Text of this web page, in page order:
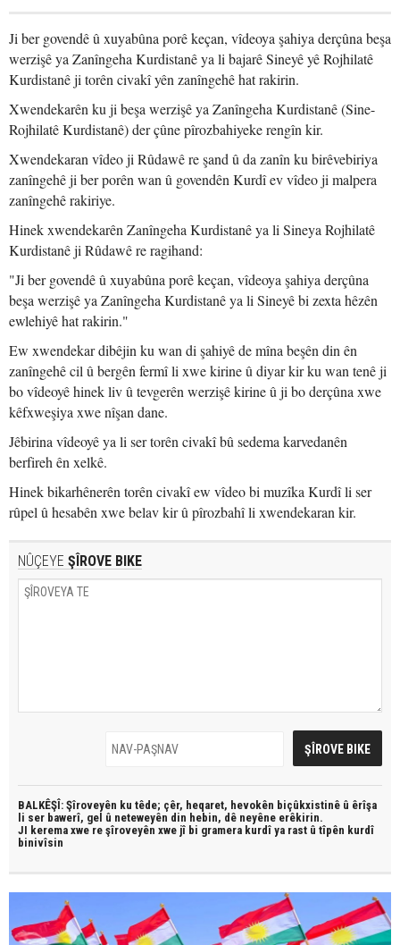
Ji ber govendê û xuyabûna porê keçan, vîdeoya şahiya derçûna beşa
werzişê ya Zanîngeha Kurdistanê ya li bajarê Sineyê yê Rojhilatê
Kurdistanê ji torên civakî yên zanîngehê hat rakirin.
Xwendekarên ku ji beşa werzişê ya Zanîngeha Kurdistanê (Sine-
Rojhilatê Kurdistanê) der çûne pîrozbahiyeke rengîn kir.
Xwendekaran vîdeo ji Rûdawê re şand û da zanîn ku birêvebiriya
zanîngehê ji ber porên wan û govendên Kurdî ev vîdeo ji malpera
zanîngehê rakiriye.
Hinek xwendekarên Zanîngeha Kurdistanê ya li Sineya Rojhilatê
Kurdistanê ji Rûdawê re ragihand:
"Ji ber govendê û xuyabûna porê keçan, vîdeoya şahiya derçûna
beşa werzişê ya Zanîngeha Kurdistanê ya li Sineyê bi zexta hêzên
ewlehiyê hat rakirin."
Ew xwendekar dibêjin ku wan di şahiyê de mîna beşên din ên
zanîngehê cil û bergên fermî li xwe kirine û diyar kir ku wan tenê ji
bo vîdeoyê hinek liv û tevgerên werzişê kirine û ji bo derçûna xwe
kêfxweşiya xwe nîşan dane.
Jêbirina vîdeoyê ya li ser torên civakî bû sedema karvedanên
berfireh ên xelkê.
Hinek bikarhênerên torên civakî ew vîdeo bi muzîka Kurdî li ser
rûpel û hesabên xwe belav kir û pîrozbahî li xwendekaran kir.
NÛÇEYE ŞÎROVE BIKE
BALKÊŞÎ: Şîroveyên ku têde; çêr, heqaret, hevokên biçûkxistinê û êrîşa
li ser bawerî, gel û neteweyên din hebin, dê neyêne erêkirin.
JI kerema xwe re şîroveyên xwe jî bi gramera kurdî ya rast û tîpên kurdî
binivîsin